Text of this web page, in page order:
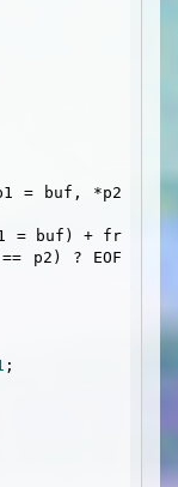
= buf, *p2
= buf) + fr
p2) ? EOF
;